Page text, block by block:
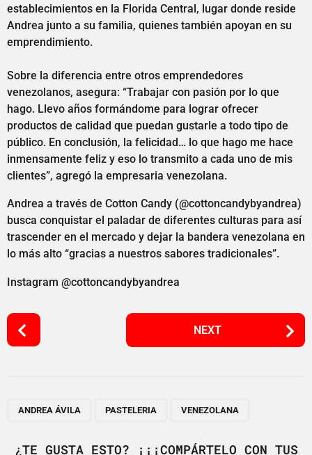
establecimientos en la Florida Central, lugar donde reside
Andrea junto a su familia, quienes también apoyan en su
emprendimiento.
Sobre la diferencia entre otros emprendedores
venezolanos, asegura: “Trabajar con pasión por lo que
hago. Llevo años formándome para lograr ofrecer
productos de calidad que puedan gustarle a todo tipo de
público. En conclusión, la felicidad… lo que hago me hace
inmensamente feliz y eso lo transmito a cada uno de mis
clientes”, agregó la empresaria venezolana.
Andrea a través de Cotton Candy (@cottoncandybyandrea)
busca conquistar el paladar de diferentes culturas para así
trascender en el mercado y dejar la bandera venezolana en
lo más alto “gracias a nuestros sabores tradicionales”.
Instagram @cottoncandybyandrea
P
o
NEXT
ANDREA ÁVILA PASTELERIA VENEZOLANA
¿TE GUSTA ESTO? ¡¡¡COMPÁRTELO CON TUS